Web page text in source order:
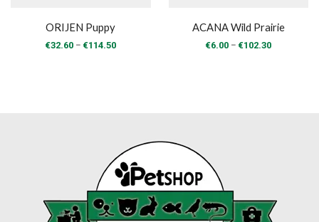
ORIJEN Puppy
€32.60 – €114.50Price
ACANA Wild Prairie
€6.00 – €102.30Price